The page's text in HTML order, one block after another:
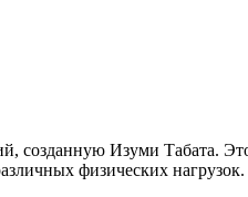
созданную Изуми Табата.
физических нагрузок.